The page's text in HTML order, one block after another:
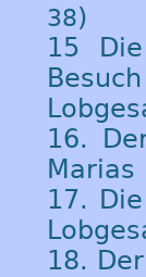
38)
15
16.
Marias
17.
18.